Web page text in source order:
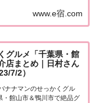
はSnow Man目黒蓮さんが
ルメを満喫！朝獲...
www.e宿.com
グルメ「千葉県・館
店まとめ｜日村さん
7/2）
ナナマンのせっかくグル
・館山市＆鴨川市で絶品グ